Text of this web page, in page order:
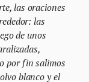
las oraciones
las
de unos
por fin salimos
blanco y el